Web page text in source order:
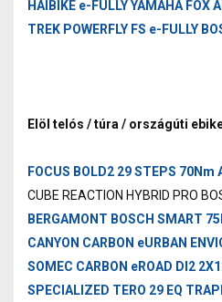
HAIBIKE e-FULLY YAMAHA FOX
TREK POWERFLY FS e-FULLY
Elöl telós / túra / országúti
FOCUS BOLD2 29 STEPS 70Nm
CUBE REACTION HYBRID PRO
BERGAMONT BOSCH SMART
CANYON CARBON eURBAN
SOMEC CARBON eROAD DI2
SPECIALIZED TERO 29 EQ